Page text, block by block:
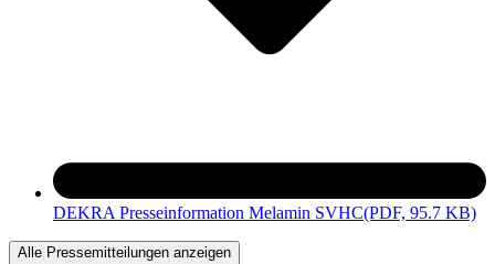
DEKRA Presseinformation Melamin SVHC(PDF, 95.7 KB)
Alle Pressemitteilungen anzeigen